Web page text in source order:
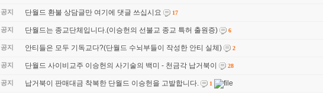
공지 단월드 환불 상담글만 여기에 댓글 쓰십시요 17
공지 단월드는 종교단체입니다.(이승헌의 선불교 종교 특허 출원증) 6
공지 안티들은 모두 기독교다?(단월드 수뇌부들이 작성한 안티 실체) 2
공지 단월드 사이비교주 이승헌의 사기술의 백미 - 천금각 납거북이 28
공지 납거북이 판매대금 착복한 단월드 이승헌을 고발합니다. 1